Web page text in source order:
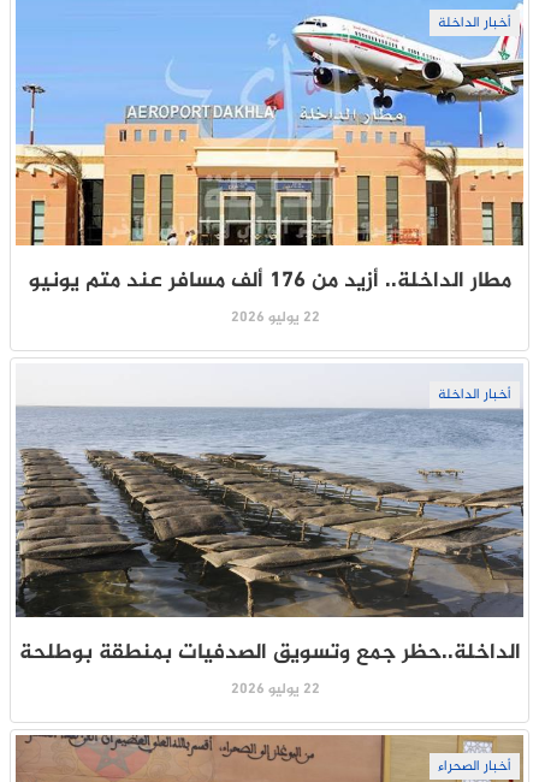
أخبار الداخلة
مطار الداخلة.. أزيد من 176 ألف مسافر عند متم يونيو
22 يوليو 2026
أخبار الداخلة
الداخلة..حظر جمع وتسويق الصدفيات بمنطقة بوطلحة
22 يوليو 2026
أخبار الصحراء